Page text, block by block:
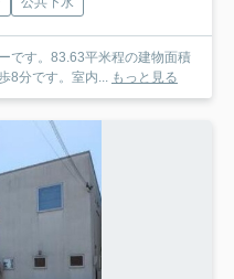
です。83.63平米程の建物面積
8分です。室内... もっと見る